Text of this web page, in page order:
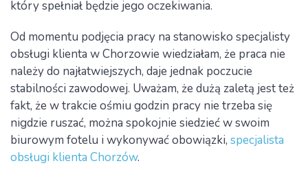
który spełniał będzie jego oczekiwania.
Od momentu podjęcia pracy na stanowisko specjalisty
obsługi klienta w Chorzowie wiedziałam, że praca nie
należy do najłatwiejszych, daje jednak poczucie
stabilności zawodowej. Uważam, że dużą zaletą jest też
fakt, że w trakcie ośmiu godzin pracy nie trzeba się
nigdzie ruszać, można spokojnie siedzieć w swoim
biurowym fotelu i wykonywać obowiązki, specjalista
obsługi klienta Chorzów.